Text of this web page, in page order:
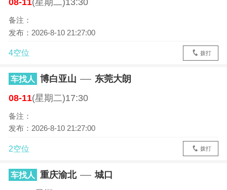
08-11(星期二)13:30
备注：
发布：2026-8-10 21:27:00
4空位 拨打
车找人 博白亚山
东莞大朗
08-11(星期二)17:30
备注：
发布：2026-8-10 21:27:00
2空位 拨打
车找人 重庆渝北
城口